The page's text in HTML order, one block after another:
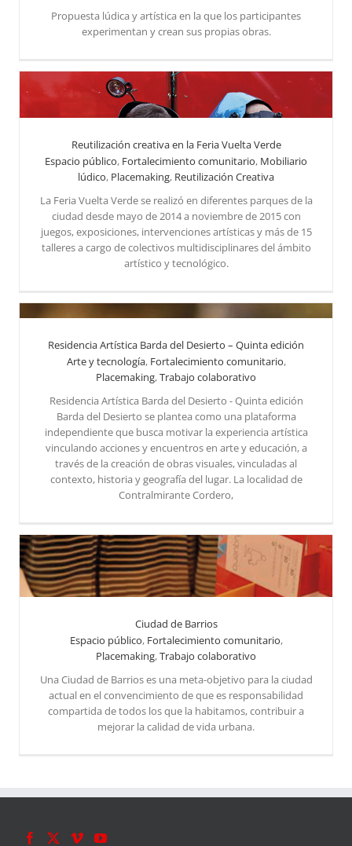
Propuesta lúdica y artística en la que los participantes
experimentan y crean sus propias obras.
Reutilización creativa en la Feria Vuelta Verde
Espacio público, Fortalecimiento comunitario, Mobiliario
lúdico, Placemaking, Reutilización Creativa
La Feria Vuelta Verde se realizó en diferentes parques de la
ciudad desde mayo de 2014 a noviembre de 2015 con
juegos, exposiciones, intervenciones artísticas y más de 15
talleres a cargo de colectivos multidisciplinares del ámbito
artístico y tecnológico.
Residencia Artística Barda del Desierto – Quinta edición
Arte y tecnología, Fortalecimiento comunitario,
Placemaking,Trabajo colaborativo
Residencia Artística Barda del Desierto - Quinta edición
Barda del Desierto se plantea como una plataforma
independiente que busca motivar la experiencia artística
vinculando acciones y encuentros en arte y educación, a
través de la creación de obras visuales, vinculadas al
contexto, historia y geografía del lugar. La localidad de
Contralmirante Cordero,
Ciudad de Barrios
Espacio público, Fortalecimiento comunitario,
Placemaking,Trabajo colaborativo
Una Ciudad de Barrios es una meta-objetivo para la ciudad
actual en el convencimiento de que es responsabilidad
compartida de todos los que la habitamos, contribuir a
mejorar la calidad de vida urbana.